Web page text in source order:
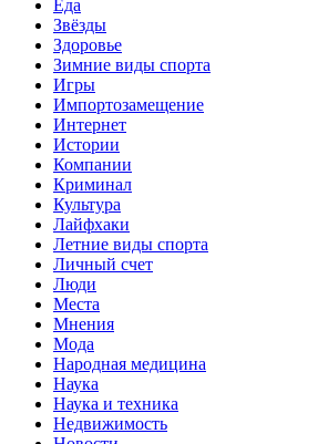
Еда
Звёзды
Здоровье
Зимние виды спорта
Игры
Импортозамещение
Интернет
Истории
Компании
Криминал
Культура
Лайфхаки
Летние виды спорта
Личный счет
Люди
Места
Мнения
Мода
Народная медицина
Наука
Наука и техника
Недвижимость